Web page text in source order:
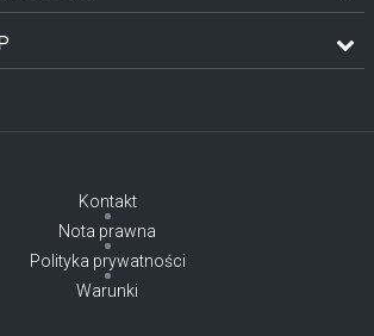
Kontakt
Nota prawna
Polityka prywatności
Warunki